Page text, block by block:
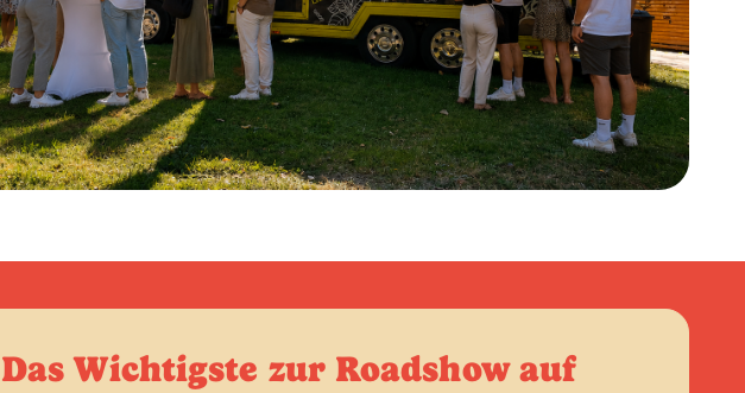
Das Wichtigste zur Roadshow auf